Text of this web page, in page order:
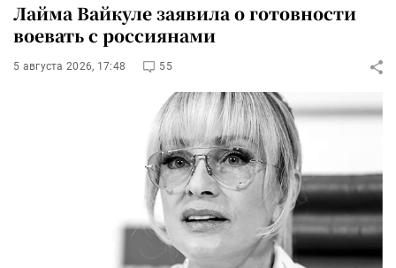
Лайма Вайкуле заявила о готовности
воевать с россиянами
5 августа 2026, 17:48 55